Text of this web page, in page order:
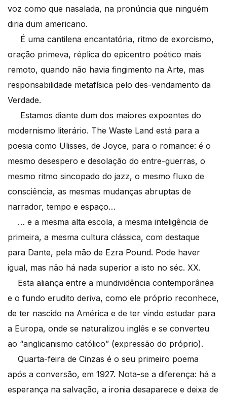
voz como que nasalada, na pronúncia que ninguém
diria dum americano.
É uma cantilena encantatória, ritmo de exorcismo,
oração primeva, réplica do epicentro poético mais
remoto, quando não havia fingimento na Arte, mas
responsabilidade metafísica pelo des-vendamento da
Verdade.
Estamos diante dum dos maiores expoentes do
modernismo literário. The Waste Land está para a
poesia como Ulisses, de Joyce, para o romance: é o
mesmo desespero e desolação do entre-guerras, o
mesmo ritmo sincopado do jazz, o mesmo fluxo de
consciência, as mesmas mudanças abruptas de
narrador, tempo e espaço…
… e a mesma alta escola, a mesma inteligência de
primeira, a mesma cultura clássica, com destaque
para Dante, pela mão de Ezra Pound. Pode haver
igual, mas não há nada superior a isto no séc. XX.
Esta aliança entre a mundividência contemporânea
e o fundo erudito deriva, como ele próprio reconhece,
de ter nascido na América e de ter vindo estudar para
a Europa, onde se naturalizou inglês e se converteu
ao “anglicanismo católico” (expressão do próprio).
Quarta-feira de Cinzas é o seu primeiro poema
após a conversão, em 1927. Nota-se a diferença: há a
esperança na salvação, a ironia desaparece e deixa de